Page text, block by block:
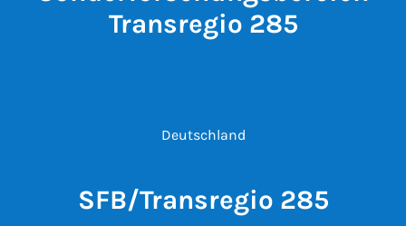
Transregio 285
Deutschland
SFB/Transregio 285